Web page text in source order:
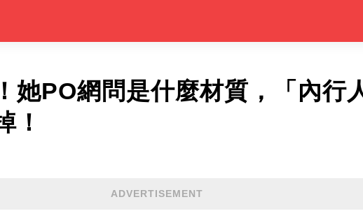
她PO網問是什麼材質，「內行
！
ADVERTISEMENT